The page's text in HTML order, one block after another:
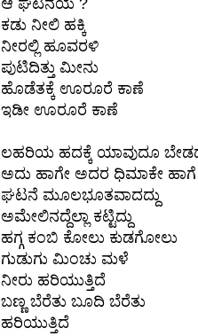
ಆ ಘಟನೆಯ ?
ಕಡು ನೀಲಿ ಹಕ್ಕಿ
ನೀರಲ್ಲಿ ಹೂವರಳಿ
ಪುಟಿದಿತ್ತು ಮೀನು
ಹೊಡೆತಕ್ಕೆ ಊರೂರೆ ಕಾಣೆ
ಇಡೀ ಊರೂರೆ ಕಾಣೆ
ಲಹರಿಯ ಹದಕ್ಕೆ ಯಾವುದೂ
ಅದು ಹಾಗೇ ಅದರ ಧಿಮಾಕೇ ಹಾಗೆ
ಘಟನೆ ಮೂಲಭೂತವಾದದ್ದು
ಅಮೇಲಿನದ್ದೆಲ್ಲಾ ಕಟ್ಟಿದ್ದು
ಹಗ್ಗ ಕಂಬಿ ಕೋಲು ಕುಡಗೋಲು
ಗುಡುಗು ಮಿಂಚು ಮಳೆ
ನೀರು ಹರಿಯುತ್ತಿದೆ
ಬಣ್ಣ ಬೆರೆತು ಬೂದಿ ಬೆರೆತು
ಹರಿಯುತ್ತಿದೆ